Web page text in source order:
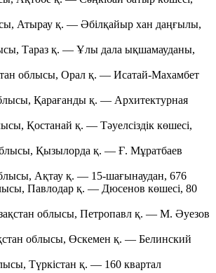
Атырау қ. — Әбілқайыр хан даңғылы,
Тараз қ. — Ұлы дала ықшамауданы,
облысы, Орал қ. — Исатай-Махамбет
Қарағанды қ. — Архитектурная
Қостанай қ. — Тәуелсіздік көшесі,
Қызылорда қ. — Ғ. Мұратбаев
Ақтау қ. — 15-шағынаудан, 676
Павлодар қ. — Дюсенов көшесі, 80
облысы, Петропавл қ. — М. Әуезов
облысы, Өскемен қ. — Белинский
Түркістан қ. — 160 квартал